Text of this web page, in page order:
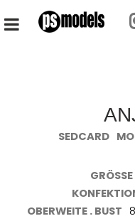
HAUPTMENÜ
SEDCARD
OBERWEITE . BUST